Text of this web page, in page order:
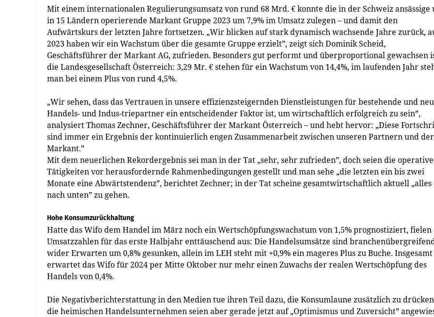
Mit einem internationalen Regulierungsumsatz von rund 68 Mrd. € konnte die in der Schweiz ansässige
in 15 Ländern operierende Markant Gruppe 2023 um 7,9% im Umsatz zulegen – und damit den
Aufwärtskurs der letzten Jahre fortsetzen. „Wir blicken auf stark dynamisch wachsende Jahre zurück,
2023 haben wir ein Wachstum über die gesamte Gruppe erzielt”, zeigt sich Dominik Scheid,
Geschäftsführer der Markant AG, zufrieden. Besonders gut performt und überproportional gewachsen
die Landesgesellschaft Österreich: 3,29 Mr. € stehen für ein Wachstum von 14,4%, im laufenden Jahr
man bei einem Plus von rund 4,5%.
„Wir sehen, dass das Vertrauen in unsere effizienzsteigernden Dienstleistungen für bestehende und
Handels- und Indus-triepartner ein entscheidender Faktor ist, um wirtschaftlich erfolgreich zu sein”,
analysiert Thomas Zechner, Geschäftsführer der Markant Österreich – und hebt hervor: „Diese
sind immer ein Ergebnis der kontinuierlich engen Zusammenarbeit zwischen unseren Partnern und der
Markant.”
Mit dem neuerlichen Rekordergebnis sei man in der Tat „sehr, sehr zufrieden”, doch seien die
Tätigkeiten vor herausfordernde Rahmenbedingungen gestellt und man sehe „die letzten ein bis zwei
Monate eine Abwärtstendenz”, berichtet Zechner; in der Tat scheine gesamtwirtschaftlich aktuell „alles
nach unten” zu gehen.
Hohe Konsumzurückhaltung
Hatte das Wifo dem Handel im März noch ein Wertschöpfungswachstum von 1,5% prognostiziert, fielen
Umsatzzahlen für das erste Halbjahr enttäuschend aus: Die Handelsumsätze sind
wider Erwarten um 0,8% gesunken, allein im LEH steht mit +0,9% ein mageres Plus zu Buche. Insgesamt
erwartet das Wifo für 2024 per Mitte Oktober nur mehr einen Zuwachs der realen Wertschöpfung des
Handels von 0,4%.
Die Negativberichterstattung in den Medien tue ihren Teil dazu, die Konsumlaune zusätzlich zu
die heimischen Handelsunternehmen seien aber gerade jetzt auf „Optimismus und Zuversicht”